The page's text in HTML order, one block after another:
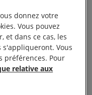
un but
un prétextepour
bafouer les droits
d’Amnesty
donnez votre
Vous pouvez
et dans ce cas, les
s'appliqueront. Vous
préférences. Pour
relative aux